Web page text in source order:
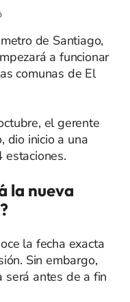
de Santiago,
a funcionar
comunas de El
el gerente
dio inicio a una
estaciones.
la nueva
la fecha exacta
Sin embargo,
será antes de a fin